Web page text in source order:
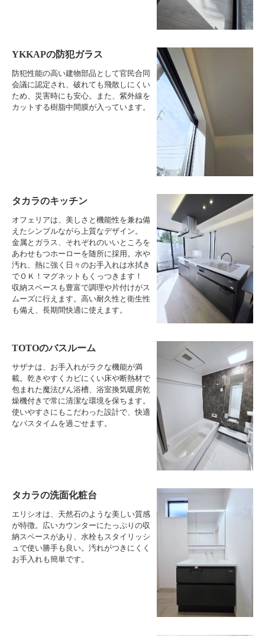
YKKAPの防犯ガラス
防犯性能の高い建物部品として官民合同
会議に認定され、破れても飛散しにくい
ため、災害時にも安心。また、紫外線を
カットする樹脂中間膜が入っています。
タカラのキッチン
オフェリアは、美しさと機能性を兼ね備
えたシンプルながら上質なデザイン。
金属とガラス、それぞれのいいところを
あわせもつホーローを随所に採用。水や
汚れ、熱に強く日々のお手入れは水拭き
でＯＫ！マグネットもくっつきます！
収納スペースも豊富で調理や片付けがス
ムーズに行えます。高い耐久性と衛生性
も備え、長期間快適に使えます。
TOTOのバスルーム
サザナは、お手入れがラクな機能が満
載。乾きやすくカビにくい床や断熱材で
包まれた魔法びん浴槽、浴室換気暖房乾
燥機付きで常に清潔な環境を保ちます。
使いやすさにもこだわった設計で、快適
なバスタイムを過ごせます。
タカラの洗面化粧台
エリシオは、天然石のような美しい質感
が特徴。広いカウンターにたっぷりの収
納スペースがあり、水栓もスタイリッシ
ュで使い勝手も良い。汚れがつきにくく
お手入れも簡単です。